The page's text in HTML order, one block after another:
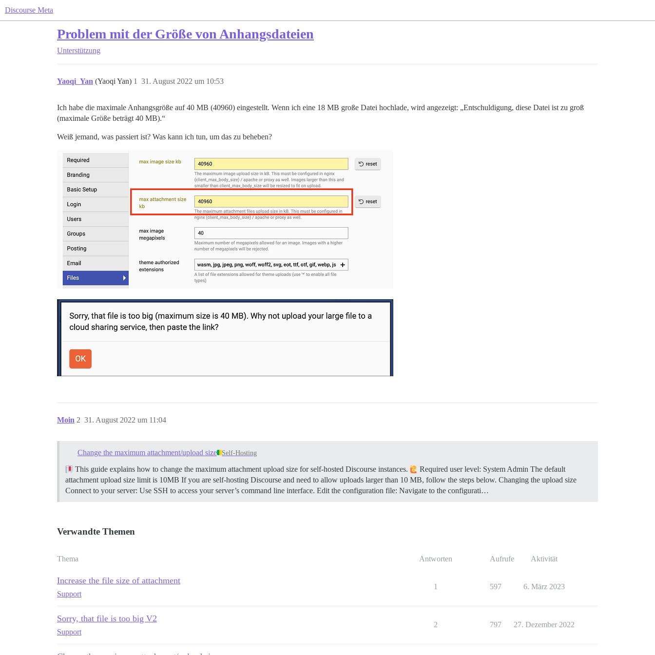
Discourse Meta
Problem mit der Größe von Anhangsdateien
Unterstützung
Yaoqi_Yan (Yaoqi Yan) 31. August 2022 um 10:53
1
Ich habe die maximale Anhangsgröße auf 40 MB (40960) eingestellt. Wenn ich eine 18 MB große Datei hochlade, wird angezeigt: „Entschuldigung, diese Datei ist zu groß
(maximale Größe beträgt 40 MB).“
Weiß jemand, was passiert ist? Was kann ich tun, um das zu beheben?
Moin 31. August 2022 um 11:04
2
Change the maximum attachment/upload size Self-Hosting
This guide explains how to change the maximum attachment upload size for self-hosted Discourse instances.
Required user level: System Admin The default
attachment upload size limit is 10MB If you are self-hosting Discourse and need to allow uploads larger than 10 MB, follow the steps below. Changing the upload size
Connect to your server: Use SSH to access your server’s command line interface. Edit the configuration file: Navigate to the configurati…
Verwandte Themen
Thema Antworten Aufrufe Aktivität
Increase the file size of attachment
Support
1 597 6. März 2023
Sorry, that file is too big V2
Support
2 797 27. Dezember 2022